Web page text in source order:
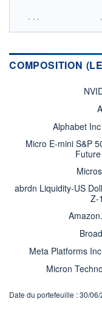
LU3246222254 -
OPCVM DERNIER
26/
CATÉGORIE
Actions Etats-Unis
Cap. Mixte
TARIFS
PEA PEA-PME
Non éligible
ACTIF NET (EUR)
COMPOSITION
Alphabet
Micro E-mini S&P
abrdn Liquidity-US
Z-
Meta Platforms
Micron
Date du portefeuille : 30/